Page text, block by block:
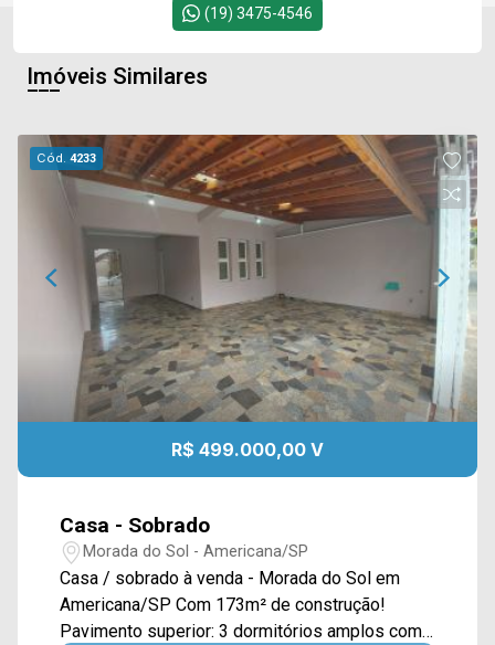
(19) 3475-4546
Imóveis Similares
Cód.4233
R$ 499.000,00 V
Casa - Sobrado
Morada do Sol - Americana/SP
Casa / sobrado à venda - Morada do Sol em
Americana/SP Com 173m² de construção!
Pavimento superior: 3 dormitórios amplos com